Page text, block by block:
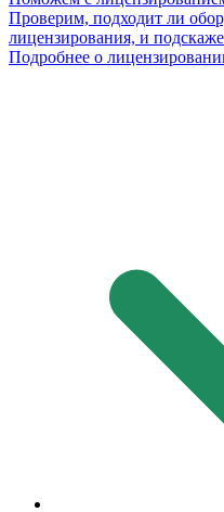
Проверим, подходит ли
лицензирования, и
Подробнее о